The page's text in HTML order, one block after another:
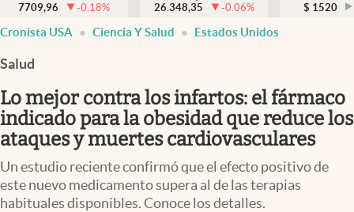
México
Espiritual
Streaming
PC y mobile
Lifestyle
7709,96
-0.18%
26.348,35
-0.06%
$ 1520
Cronista USA Ciencia Y Salud Estados Unidos
Salud
Lo mejor contra los infartos: el fármaco
indicado para la obesidad que reduce los
ataques y muertes cardiovasculares
Un estudio reciente confirmó que el efecto positivo de
este nuevo medicamento supera al de las terapias
habituales disponibles. Conoce los detalles.